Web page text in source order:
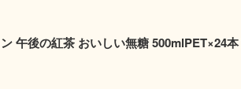
午後の紅茶 おいしい無糖 500mlPET×24